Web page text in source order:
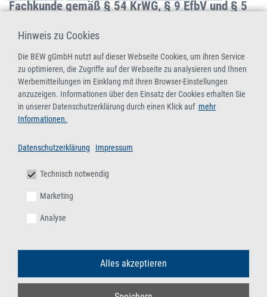
Fachkunde gemäß § 54 KrWG, § 9 EfbV und § 5
abfallrechtliche Überwachung)
Aktualisierung der Fachkunde für Sammler/-innen,
Beförderer/-innen, Händler/-innen, Makler/-innen und
Entsorger/-innen gefährlicher Abfälle (mit bundesweiter
behördlicher Anerkennung)
08.-09.09.2026
13.-14.10.2026/03.-04.11.2026
Fachkunde gemäß § 4 Deponieverordnung –
Grundlehrgang
Mit bundesweit geltenden behördlichen Anerkennungen als
Auffrischungslehrgang gemäß § 9 EfbV und § 5 AbfAEV
08.-09.09.2026,Online-Live-Seminar
BEW-Duisburg
Hinweis zu Cookies
Die BEW gGmbH nutzt auf dieser Webseite Cookies, um ihren Service
zu optimieren, die Zugriffe auf der Webseite zu analysieren und Ihnen
Werbemitteilungen im Einklang mit Ihren Browser-Einstellungen
anzuzeigen. Informationen über den Einsatz der Cookies erhalten Sie
in unserer Datenschutzerklärung durch einen Klick auf mehr
Informationen.
Datenschutzerklärung Impressum
Technisch notwendig
Marketing
Analyse
Alles akzeptieren